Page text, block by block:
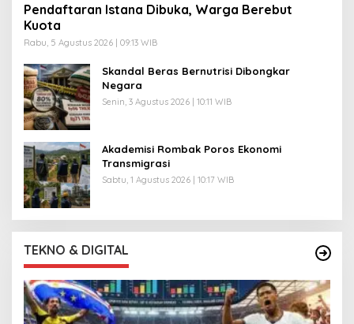
Pendaftaran Istana Dibuka, Warga Berebut
Kuota
Rabu, 5 Agustus 2026 | 09:13 WIB
Skandal Beras Bernutrisi Dibongkar
Negara
Senin, 3 Agustus 2026 | 10:11 WIB
Akademisi Rombak Poros Ekonomi
Transmigrasi
Sabtu, 1 Agustus 2026 | 10:17 WIB
TEKNO & DIGITAL